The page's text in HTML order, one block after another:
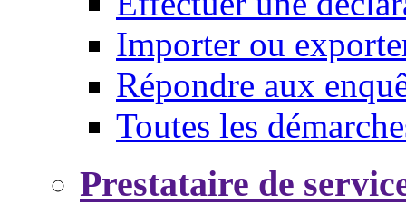
Importer ou
Répondre aux
Toutes les
Prestataire de